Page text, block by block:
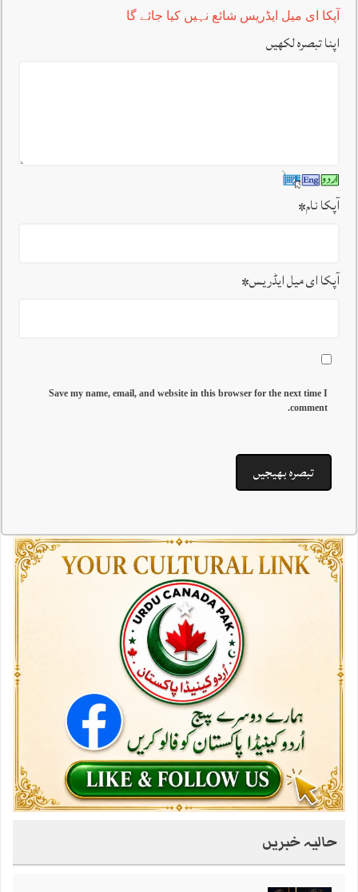
آپکا ای میل ایڈریس شائع نہیں کیا جائے گا
اپنا تبصرہ لکھیں
آپکا نام*
آپکا ای میل ایڈریس*
Save my name, email, and website in this browser for the next time I
comment.
حالیہ خبریں